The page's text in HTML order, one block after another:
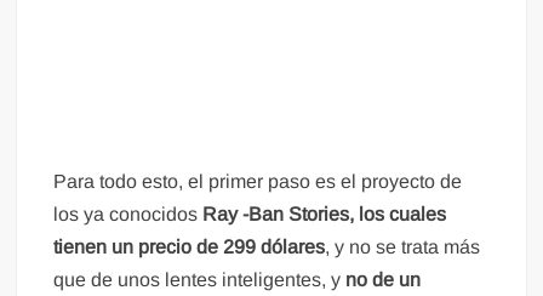
Para todo esto, el primer paso es el proyecto de
los ya conocidos Ray -Ban Stories, los cuales
tienen un precio de 299 dólares, y no se trata más
que de unos lentes inteligentes, y no de un